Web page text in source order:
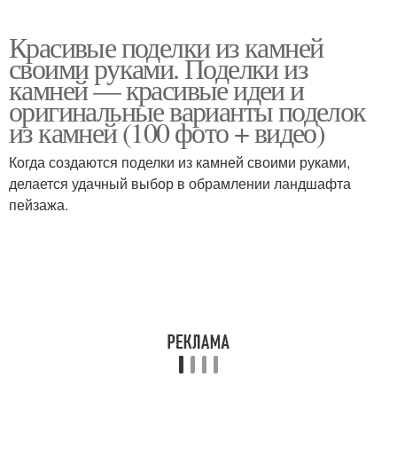
Красивые поделки из камней
своими руками. Поделки из
камней — красивые идеи и
оригинальные варианты поделок
из камней (100 фото + видео)
Когда создаются поделки из камней своими руками,
делается удачный выбор в обрамлении ландшафта
пейзажа.